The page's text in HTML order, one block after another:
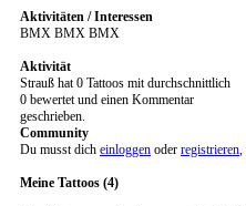
Aktivitäten / Interessen
BMX BMX BMX
Aktivität
Strauß hat 0 Tattoos mit durchschnittlich
0 bewertet und einen Kommentar
geschrieben.
Community
Du musst dich einloggen oder registrieren,
Meine Tattoos (4)